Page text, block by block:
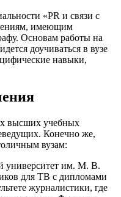
«PR и связи с
имеющим
Основам работы на
доучиваться в вузе
навыки,
высших учебных
Конечно же,
вузам:
университет им. М. В.
для ТВ с дипломами
журналистики, где